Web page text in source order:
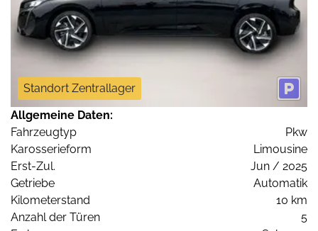
Standort Zentrallager
Allgemeine Daten:
Fahrzeugtyp
Pkw
Karosserieform
Limousine
Erst-Zul.
Jun / 2025
Getriebe
Automatik
Kilometerstand
10 km
Anzahl der Türen
5